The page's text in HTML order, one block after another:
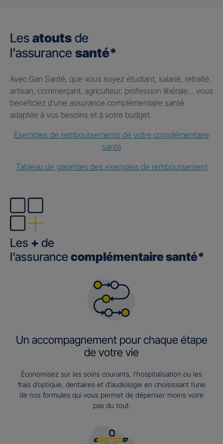
Les atouts de
l’assurance santé*
Avec Gan Santé, que vous soyez étudiant, salarié, retraité,
artisan, commerçant, agriculteur, profession libérale… vous
bénéficiez d’une assurance complémentaire santé
adaptée à vos besoins et à votre budget.
Exemples de remboursements de votre complémentaire
santé
Tableau de garanties des exemples de remboursement
Les + de
l’assurance complémentaire santé*
Un accompagnement pour chaque étape
de votre vie
Économisez sur les soins courants, l’hospitalisation ou les
frais d’optique, dentaires et d’audiologie en choisissant l’une
de nos formules qui vous permet de dépenser moins voire
pas du tout.